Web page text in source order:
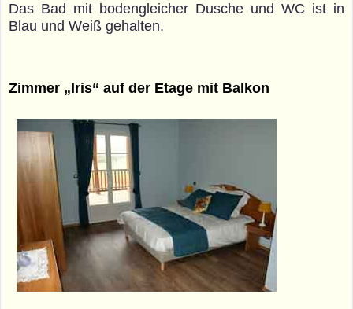
Das Bad mit bodengleicher Dusche und WC ist in
Blau und Weiß gehalten.
Zimmer „Iris“ auf der Etage mit Balkon